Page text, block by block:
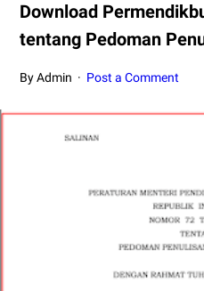
Download
tentang Pedoman
By Admin Post a Comment